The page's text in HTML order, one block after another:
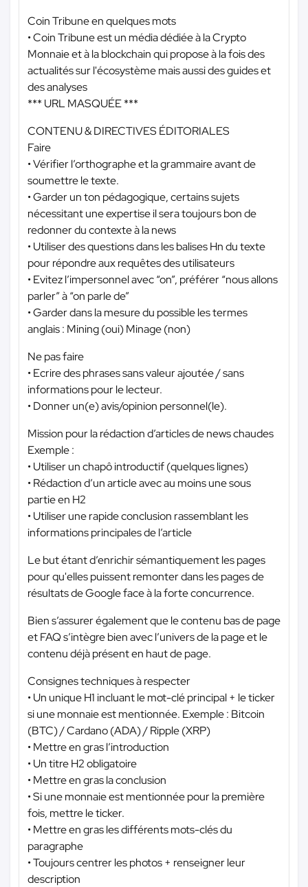
Coin Tribune en quelques mots
• Coin Tribune est un média dédiée à la Crypto
Monnaie et à la blockchain qui propose à la fois des
actualités sur l'écosystème mais aussi des guides et
des analyses
*** URL MASQUÉE ***
CONTENU & DIRECTIVES ÉDITORIALES
Faire
• Vérifier l’orthographe et la grammaire avant de
soumettre le texte.
• Garder un ton pédagogique, certains sujets
nécessitant une expertise il sera toujours bon de
redonner du contexte à la news
• Utiliser des questions dans les balises Hn du texte
pour répondre aux requêtes des utilisateurs
• Evitez l’impersonnel avec “on”, préférer “nous allons
parler” à “on parle de”
• Garder dans la mesure du possible les termes
anglais : Mining (oui) Minage (non)
Ne pas faire
• Ecrire des phrases sans valeur ajoutée / sans
informations pour le lecteur.
• Donner un(e) avis/opinion personnel(le).
Mission pour la rédaction d’articles de news chaudes
Exemple :
• Utiliser un chapô introductif (quelques lignes)
• Rédaction d’un article avec au moins une sous
partie en H2
• Utiliser une rapide conclusion rassemblant les
informations principales de l’article
Le but étant d’enrichir sémantiquement les pages
pour qu'elles puissent remonter dans les pages de
résultats de Google face à la forte concurrence.
Bien s’assurer également que le contenu bas de page
et FAQ s’intègre bien avec l’univers de la page et le
contenu déjà présent en haut de page.
Consignes techniques à respecter
• Un unique H1 incluant le mot-clé principal + le ticker
si une monnaie est mentionnée. Exemple : Bitcoin
(BTC) / Cardano (ADA) / Ripple (XRP)
• Mettre en gras l’introduction
• Un titre H2 obligatoire
• Mettre en gras la conclusion
• Si une monnaie est mentionnée pour la première
fois, mettre le ticker.
• Mettre en gras les différents mots-clés du
paragraphe
• Toujours centrer les photos + renseigner leur
description